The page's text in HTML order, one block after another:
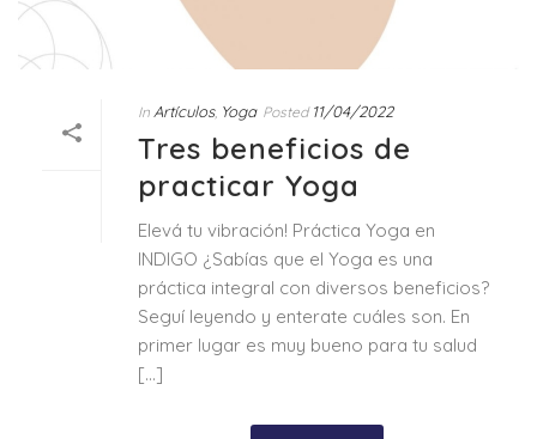
In Artículos, Yoga Posted 11/04/2022
Tres beneficios de
practicar Yoga
Elevá tu vibración! Práctica Yoga en
INDIGO ¿Sabías que el Yoga es una
práctica integral con diversos beneficios?
Seguí leyendo y enterate cuáles son. En
primer lugar es muy bueno para tu salud
[...]